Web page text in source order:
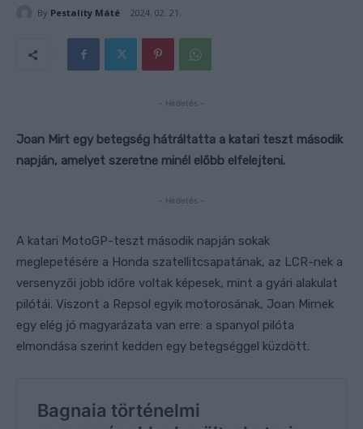
By Pestality Máté 2024. 02. 21.
- Hirdetés -
Joan Mirt egy betegség hátráltatta a katari teszt második
napján, amelyet szeretne minél előbb elfelejteni.
- Hirdetés -
A katari MotoGP-teszt második napján sokak
meglepetésére a Honda szatellitcsapatának, az LCR-nek a
versenyzői jobb időre voltak képesek, mint a gyári alakulat
pilótái. Viszont a Repsol egyik motorosának, Joan Mirnek
egy elég jó magyarázata van erre: a spanyol pilóta
elmondása szerint kedden egy betegséggel küzdött.